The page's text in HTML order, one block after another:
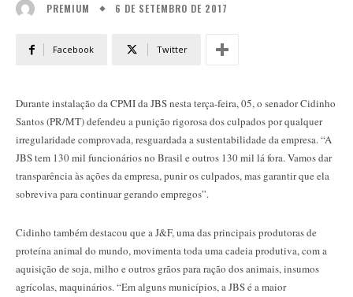
PREMIUM 6 DE SETEMBRO DE 2017
Facebook Twitter
Durante instalação da CPMI da JBS nesta terça-feira, 05, o senador Cidinho
Santos (PR/MT) defendeu a punição rigorosa dos culpados por qualquer
irregularidade comprovada, resguardada a sustentabilidade da empresa. “A
JBS tem 130 mil funcionários no Brasil e outros 130 mil lá fora. Vamos dar
transparência às ações da empresa, punir os culpados, mas garantir que ela
sobreviva para continuar gerando empregos”.
Cidinho também destacou que a J&F, uma das principais produtoras de
proteína animal do mundo, movimenta toda uma cadeia produtiva, com a
aquisição de soja, milho e outros grãos para ração dos animais, insumos
agrícolas, maquinários. “Em alguns municípios, a JBS é a maior